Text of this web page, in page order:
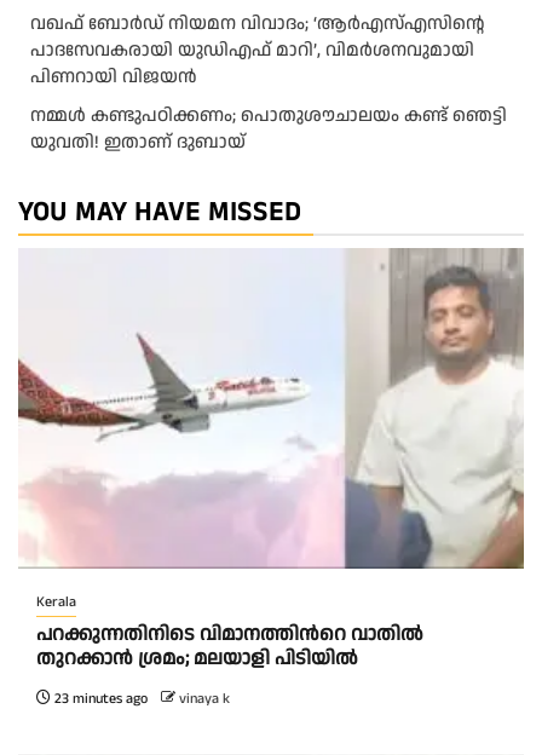
വഖഫ് ബോര്‍ഡ് നിയമന വിവാദം; ‘ആര്‍എസ്എസിന്റെ
പാദസേവകരായി യുഡിഎഫ് മാറി’, വിമര്‍ശനവുമായി
പിണറായി വിജയന്‍
നമ്മൾ കണ്ടുപഠിക്കണം; പൊതുശൗചാലയം കണ്ട് ഞെട്ടി
യുവതി! ഇതാണ് ദുബായ്
YOU MAY HAVE MISSED
Kerala
പറക്കുന്നതിനിടെ വിമാനത്തിന്‍റെ വാതിൽ
തുറക്കാൻ ശ്രമം; മലയാളി പിടിയിൽ
23 minutes ago vinaya k